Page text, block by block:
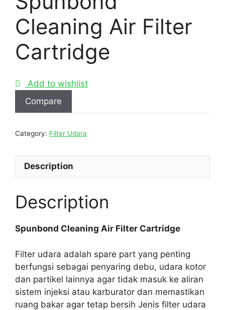
Cleaning Air Filter
Cartridge
Add to wishlist
Compare
Category: Filter Udara
Description
Description
Spunbond Cleaning Air Filter Cartridge
Filter udara adalah spare part yang penting
berfungsi sebagai penyaring debu, udara kotor
dan partikel lainnya agar tidak masuk ke aliran
sistem injeksi atau karburator dan memastikan
ruang bakar agar tetap bersih Jenis filter udara